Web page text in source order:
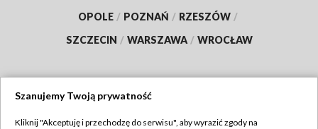
OPOLE / POZNAŃ / RZESZÓW /
SZCZECIN / WARSZAWA / WROCŁAW
Szanujemy Twoją prywatność
Kliknij "Akceptuję i przechodzę do serwisu", aby wyrazić zgody na